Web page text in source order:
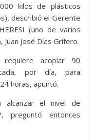
kilos de plásticos
describió el Gerente
(uno de varios
José Días Grifero.
acopiar 90
por día, para
horas, apuntó.
alcanzar el nivel de
preguntó entonces